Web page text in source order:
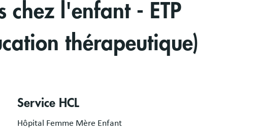
chez l'enfant - ETP
thérapeutique)
Service HCL
Hôpital Femme Mère Enfant